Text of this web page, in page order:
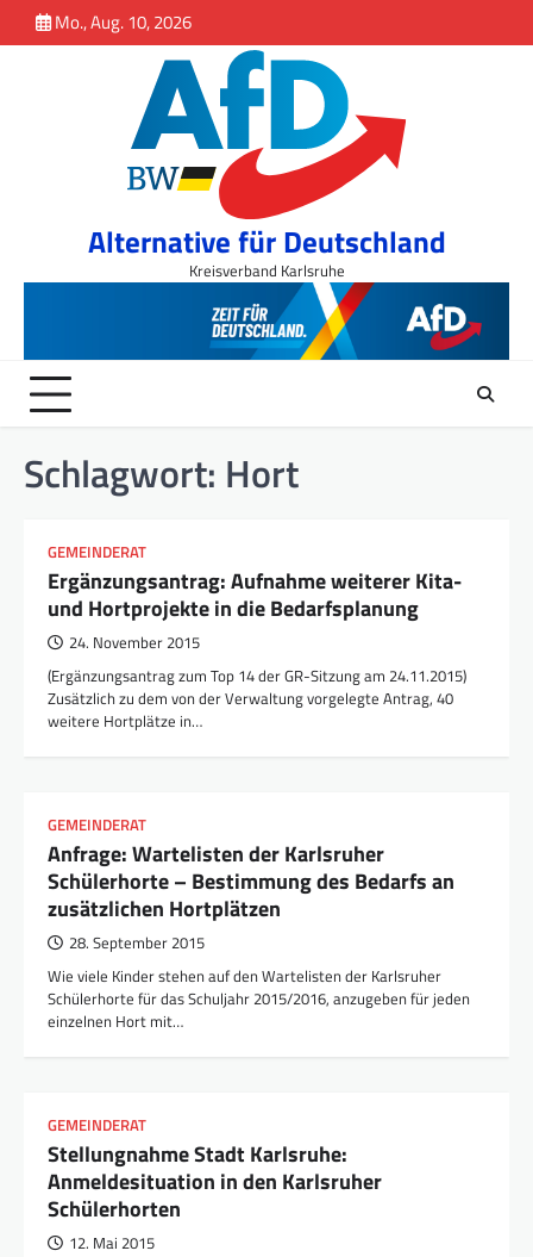
springen
to
Mo., Aug. 10, 2026
Alternative für Deutschland
Kreisverband Karlsruhe
Schlagwort: Hort
GEMEINDERAT
Ergänzungsantrag: Aufnahme weiterer Kita-
und Hortprojekte in die Bedarfsplanung
24. November 2015
(Ergänzungsantrag zum Top 14 der GR-Sitzung am 24.11.2015)
Zusätzlich zu dem von der Verwaltung vorgelegte Antrag, 40
weitere Hortplätze in…
GEMEINDERAT
Anfrage: Wartelisten der Karlsruher
Schülerhorte – Bestimmung des Bedarfs an
zusätzlichen Hortplätzen
28. September 2015
Wie viele Kinder stehen auf den Wartelisten der Karlsruher
Schülerhorte für das Schuljahr 2015/2016, anzugeben für jeden
einzelnen Hort mit…
GEMEINDERAT
Stellungnahme Stadt Karlsruhe:
Anmeldesituation in den Karlsruher
Schülerhorten
12. Mai 2015